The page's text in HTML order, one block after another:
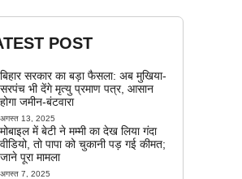
POST
बिहार सरकार का बड़ा फैसला: अब मुखिया-
सरपंच भी देंगे मृत्यु प्रमाण पत्र, आसान
होगा जमीन-बंटवारा
अगस्त 13, 2025
मोबाइल में बेटी ने मम्मी का देख लिया गंदा
वीडियो, तो पापा को चुकानी पड़ गई कीमत;
जाने पूरा मामला
अगस्त 7, 2025